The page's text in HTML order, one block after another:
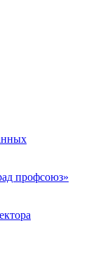
профсоюз»